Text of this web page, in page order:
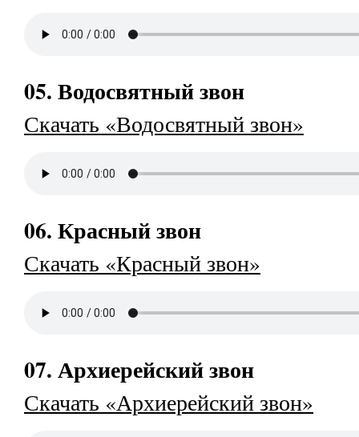
05. Водосвятный звон
Скачать «Водосвятный звон»
06. Красный звон
Скачать «Красный звон»
07. Архиерейский звон
Скачать «Архиерейский звон»